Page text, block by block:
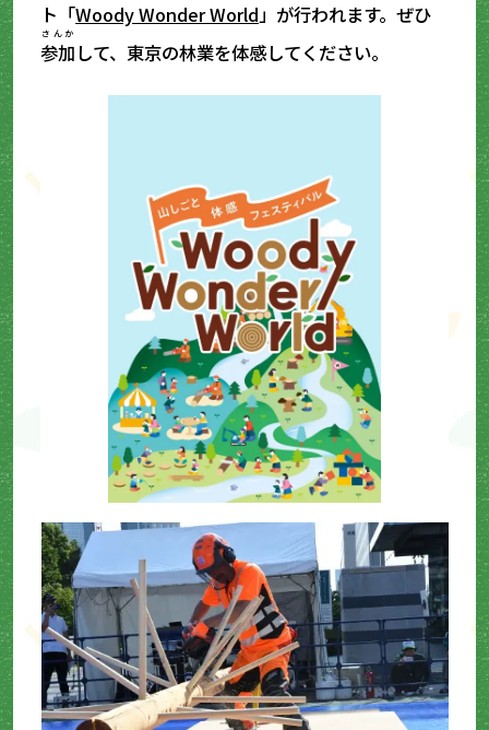
ト「Woody Wonder World」が行われます。ぜひ
参加
さんか
して、東京の林業を体感してください。